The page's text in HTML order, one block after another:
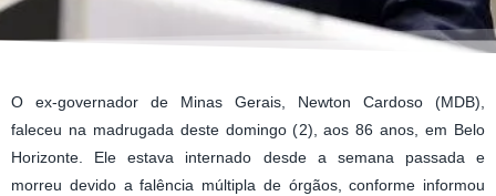
O ex-governador de Minas Gerais, Newton Cardoso (MDB),
faleceu na madrugada deste domingo (2), aos 86 anos, em Belo
Horizonte. Ele estava internado desde a semana passada e
morreu devido a falência múltipla de órgãos, conforme informou